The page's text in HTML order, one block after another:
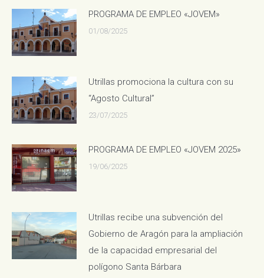
PROGRAMA DE EMPLEO «JOVEM»
01/08/2025
Utrillas promociona la cultura con su
“Agosto Cultural”
23/07/2025
PROGRAMA DE EMPLEO «JOVEM 2025»
19/06/2025
Utrillas recibe una subvención del
Gobierno de Aragón para la ampliación
de la capacidad empresarial del
polígono Santa Bárbara